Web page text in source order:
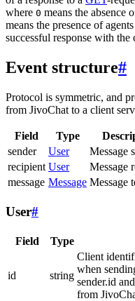
where 0 means the absence
means the presence of
successful response with the
Event structure#
Protocol is symmetric, and
from JivoChat to a client
Field Type
sender
User
Message
recipient User
Message
message Message Message
User#
Field Type
id string
Client
when
sender.id
from